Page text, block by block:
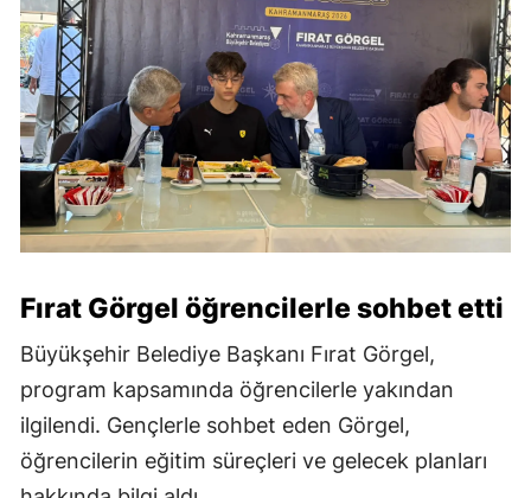
Fırat Görgel öğrencilerle sohbet etti
Büyükşehir Belediye Başkanı Fırat Görgel,
program kapsamında öğrencilerle yakından
ilgilendi. Gençlerle sohbet eden Görgel,
öğrencilerin eğitim süreçleri ve gelecek planları